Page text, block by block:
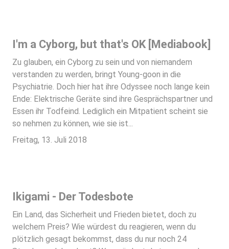
I'm a Cyborg, but that's OK [Mediabook]
Zu glauben, ein Cyborg zu sein und von niemandem
verstanden zu werden, bringt Young-goon in die
Psychiatrie. Doch hier hat ihre Odyssee noch lange kein
Ende: Elektrische Geräte sind ihre Gesprächspartner und
Essen ihr Todfeind. Lediglich ein Mitpatient scheint sie
so nehmen zu können, wie sie ist...
Freitag, 13. Juli 2018
Ikigami - Der Todesbote
Ein Land, das Sicherheit und Frieden bietet, doch zu
welchem Preis? Wie würdest du reagieren, wenn du
plötzlich gesagt bekommst, dass du nur noch 24